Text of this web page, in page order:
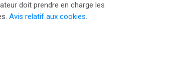
doit prendre en charge les
Avis relatif aux cookies.